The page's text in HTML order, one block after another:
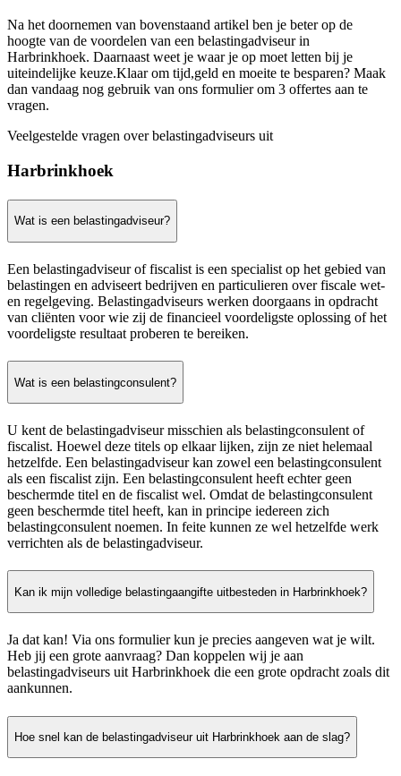
Na het doornemen van bovenstaand artikel ben je beter op de
hoogte van de voordelen van een belastingadviseur in
Harbrinkhoek. Daarnaast weet je waar je op moet letten bij je
uiteindelijke keuze.Klaar om tijd,geld en moeite te besparen? Maak
dan vandaag nog gebruik van ons formulier om 3 offertes aan te
vragen.
Veelgestelde vragen over belastingadviseurs uit
Harbrinkhoek
Wat is een belastingadviseur?
Een belastingadviseur of fiscalist is een specialist op het gebied van
belastingen en adviseert bedrijven en particulieren over fiscale wet-
en regelgeving. Belastingadviseurs werken doorgaans in opdracht
van cliënten voor wie zij de financieel voordeligste oplossing of het
voordeligste resultaat proberen te bereiken.
Wat is een belastingconsulent?
U kent de belastingadviseur misschien als belastingconsulent of
fiscalist. Hoewel deze titels op elkaar lijken, zijn ze niet helemaal
hetzelfde. Een belastingadviseur kan zowel een belastingconsulent
als een fiscalist zijn. Een belastingconsulent heeft echter geen
beschermde titel en de fiscalist wel. Omdat de belastingconsulent
geen beschermde titel heeft, kan in principe iedereen zich
belastingconsulent noemen. In feite kunnen ze wel hetzelfde werk
verrichten als de belastingadviseur.
Kan ik mijn volledige belastingaangifte uitbesteden in Harbrinkhoek?
Ja dat kan! Via ons formulier kun je precies aangeven wat je wilt.
Heb jij een grote aanvraag? Dan koppelen wij je aan
belastingadviseurs uit Harbrinkhoek die een grote opdracht zoals dit
aankunnen.
Hoe snel kan de belastingadviseur uit Harbrinkhoek aan de slag?